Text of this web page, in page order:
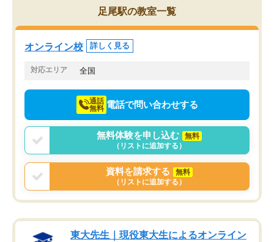
を的確に指導いただき、子どももびっ
くりするほど楽しんでやる気を持って
塾を受けています。狙い通り、少しず
つ成績も上がり、苦手意識も無くなっ
てきたので、さらに苦手な数学も追加
でお願いしました。来年の高校受験に
足尾駅の教室一覧
オンライン校 詳しく見る
対応エリア 全国
通話
無料 電話で問い合わせする
無料体験を申し込む
無料
（リストに追加する）
資料を請求する
無料
（リストに追加する）
東大先生｜現役東大生によるオンライン